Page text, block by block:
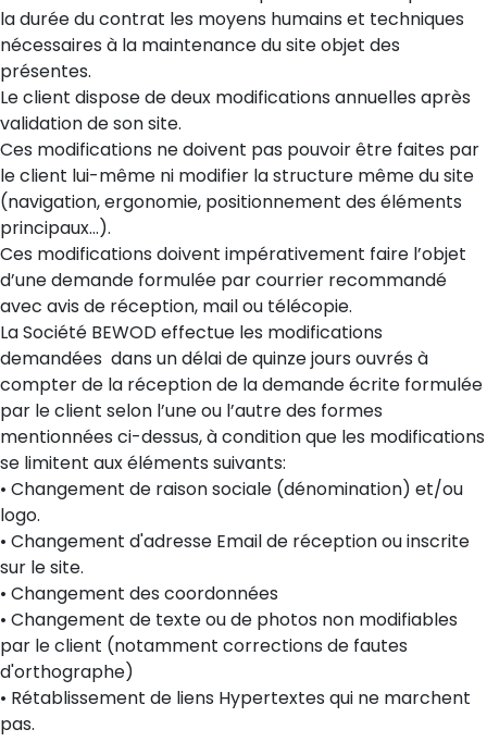
la durée du contrat les moyens humains et techniques
nécessaires à la maintenance du site objet des
présentes.
Le client dispose de deux modifications annuelles après
validation de son site.
Ces modifications ne doivent pas pouvoir être faites par
le client lui-même ni modifier la structure même du site
(navigation, ergonomie, positionnement des éléments
principaux…).
Ces modifications doivent impérativement faire l’objet
d’une demande formulée par courrier recommandé
avec avis de réception, mail ou télécopie.
La Société BEWOD effectue les modifications
demandées dans un délai de quinze jours ouvrés à
compter de la réception de la demande écrite formulée
par le client selon l’une ou l’autre des formes
mentionnées ci-dessus, à condition que les modifications
se limitent aux éléments suivants:
• Changement de raison sociale (dénomination) et/ou
logo.
• Changement d'adresse Email de réception ou inscrite
sur le site.
• Changement des coordonnées
• Changement de texte ou de photos non modifiables
par le client (notamment corrections de fautes
d'orthographe)
• Rétablissement de liens Hypertextes qui ne marchent
pas.